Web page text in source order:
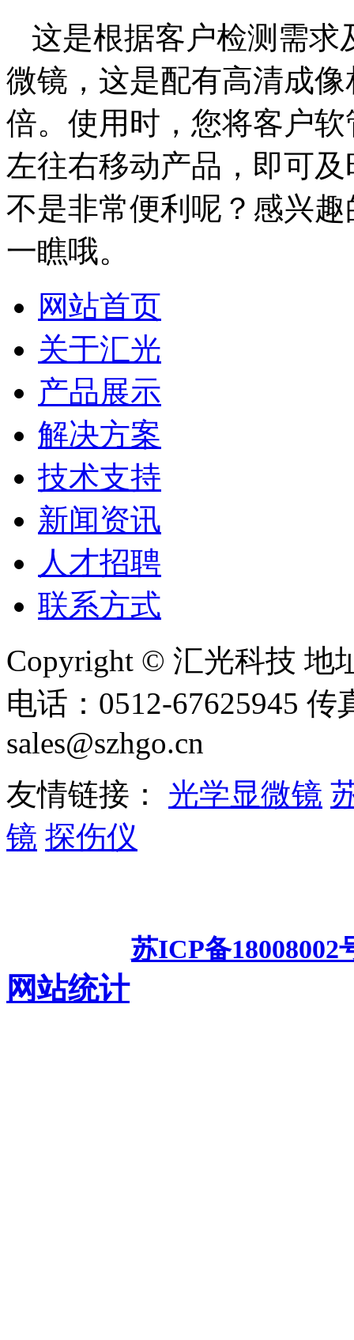
这是根据客户检测需求
微镜，这是配有高清成
倍。使用时，您将客户
左往右移动产品，即可
不是非常便利呢？感兴
一瞧哦。
网站首页
关于汇光
产品展示
解决方案
技术支持
新闻资讯
人才招聘
联系方式
Copyright © 汇光科技 地
电话：0512-67625945 传
sales@szhgo.cn
友情链接： 光学显微镜
镜 探伤仪
苏ICP备18008002
网站统计